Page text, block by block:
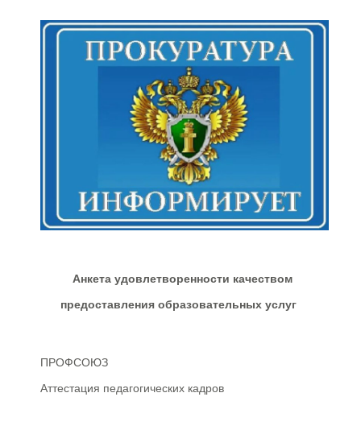
Анкета удовлетворенности качеством
предоставления образовательных услуг
ПРОФСОЮЗ
Аттестация педагогических кадров